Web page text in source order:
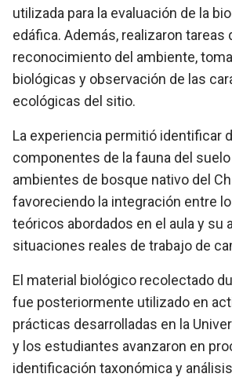
utilizada para la evaluación de la
edáfica. Además, realizaron tareas
reconocimiento del ambiente,
biológicas y observación de las
ecológicas del sitio.
La experiencia permitió identificar
componentes de la fauna del
ambientes de bosque nativo del
favoreciendo la integración entre
teóricos abordados en el aula y su
situaciones reales de trabajo de
El material biológico recolectado
fue posteriormente utilizado en
prácticas desarrolladas en la
y los estudiantes avanzaron en
identificación taxonómica y